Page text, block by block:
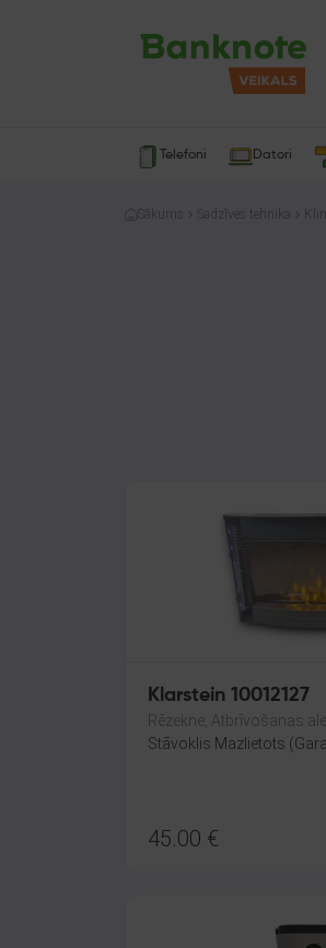
Telefoni Datori
Sākums Sadzīves tehnika
Klarstein 10012127
Rēzekne, Atbrīvošanas
Stāvoklis Mazlietots
45.00 €